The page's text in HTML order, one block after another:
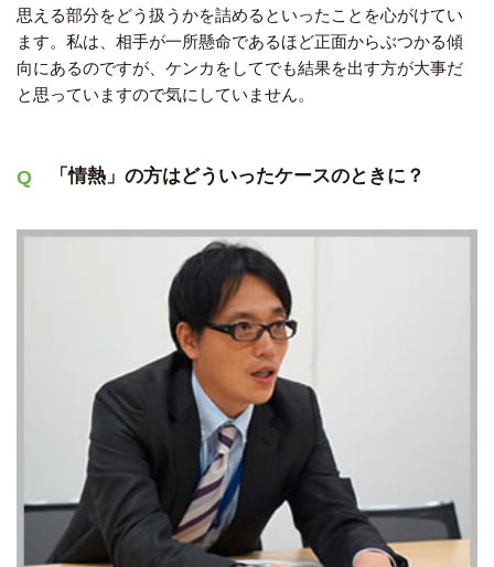
思える部分をどう扱うかを詰めるといったことを心がけてい
ます。私は、相手が一所懸命であるほど正面からぶつかる傾
向にあるのですが、ケンカをしてでも結果を出す方が大事だ
と思っていますので気にしていません。
「情熱」の方はどういったケースのときに？